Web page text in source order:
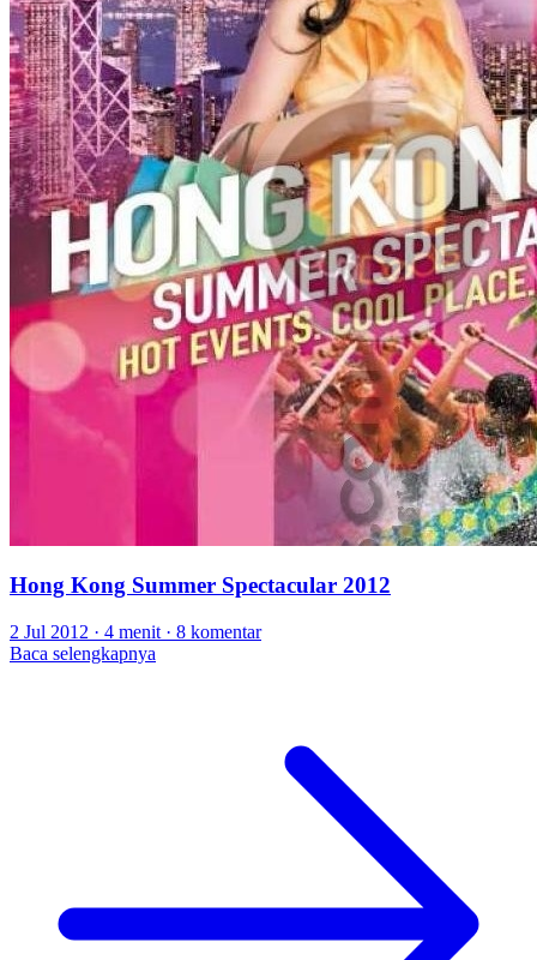
Hong Kong Summer Spectacular 2012
2 Jul 2012 · 4 menit · 8 komentar
Baca selengkapnya